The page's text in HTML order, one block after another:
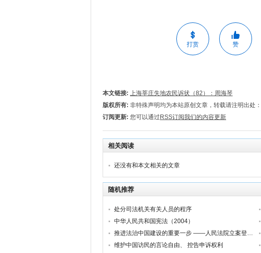
打赏 赞
本文链接: 上海莘庄失地农民诉状（82）：周海琴
版权所有: 非特殊声明均为本站原创文章，转载请注明出处：
订阅更新: 您可以通过 RSS订阅我们的内容更新
相关阅读
还没有和本文相关的文章
随机推荐
处分司法机关有关人员的程序
中华人民共和国宪法（2004）
推进法治中国建设的重要一步 ——人民法院立案登记制改革的新突破
维护中国访民的言论自由、 控告申诉权利